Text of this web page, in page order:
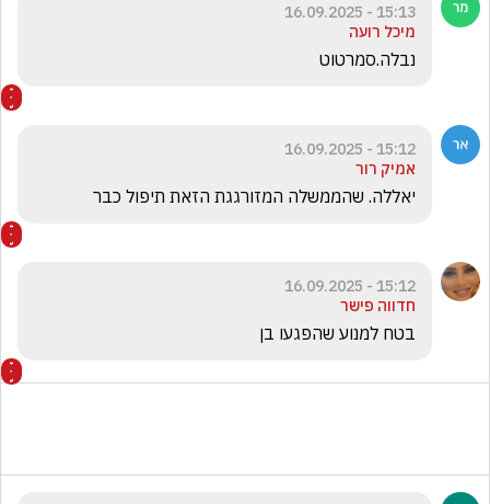
15:13 - 16.09.2025
מיכל רועה
נבלה.סמרטוט
15:12 - 16.09.2025
אמיק רור
יאללה. שהממשלה המזורגגת הזאת תיפול כבר
15:12 - 16.09.2025
חדווה פישר
בטח למנוע שהפגעו בן